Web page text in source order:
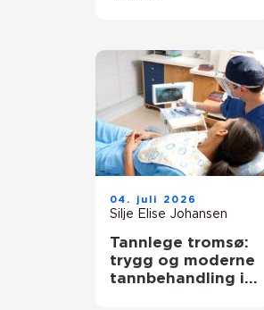
04. juli 2026
Silje Elise Johansen
Tannlege tromsø:
trygg og moderne
tannbehandling i